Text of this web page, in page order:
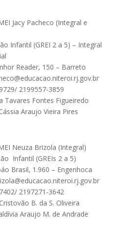
Jacy Pacheco (Integral e
Infantil (GREI 2 a 5) – Integral
Reader, 150 – Barreto
2199557-3859
Tavares Fontes Figueiredo
Araujo Vieira Pires
Neuza Brizola (Integral)
Infantil (GREIs 2 a 5)
Brasil, 1.960 – Engenhoca
2197271-3642
B. da S. Oliveira
Araujo M. de Andrade